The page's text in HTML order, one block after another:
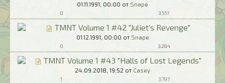
01.11.1991, 00:00 от Snape
0 3.557
TMNT Volume 1 #42 "Juliet's Revenge"
01.12.1991, 00:00 от Snape
0 3.284
TMNT Volume 1 #43 "Halls of Lost Legends"
24.09.2018, 19:52 от Casey
1 3.797